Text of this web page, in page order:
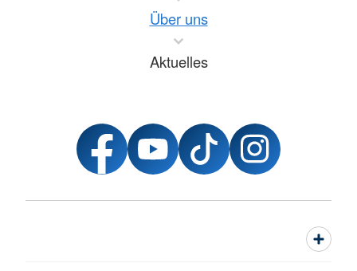
Über uns
Aktuelles